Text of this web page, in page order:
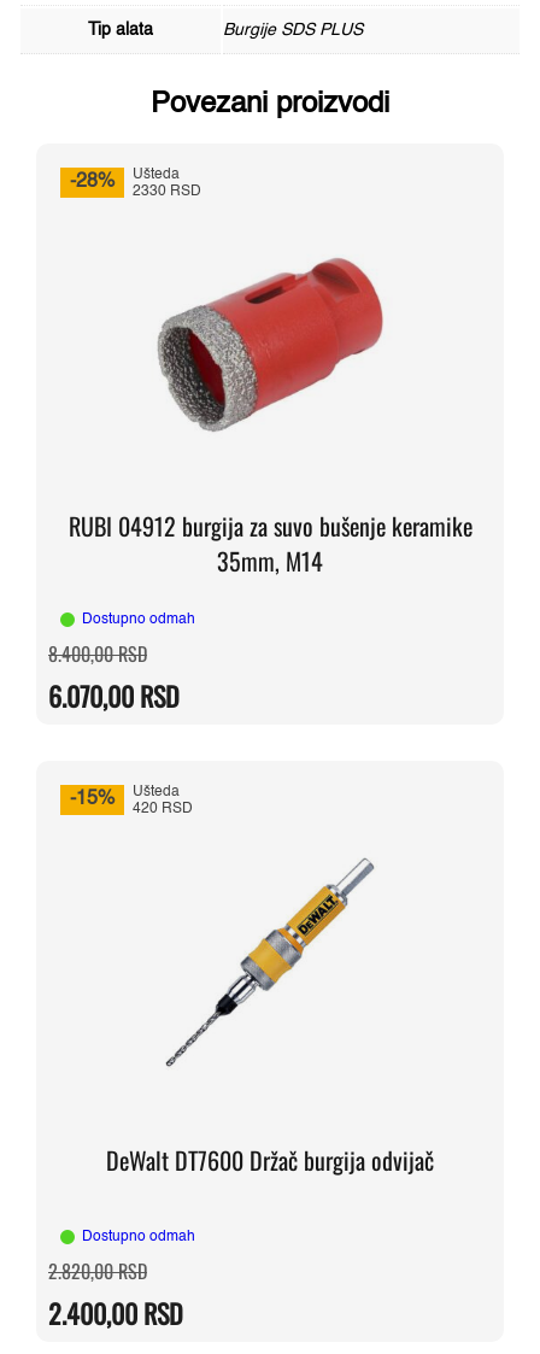
2608597124
količina
Tip alata Burgije SDS PLUS
Povezani proizvodi
-28%
Ušteda
2330 RSD
RUBI 04912 burgija za suvo bušenje keramike
35mm, M14
Dostupno odmah
8.400,00RSDOriginalna
cena
bila:
8.400,00 RSD.
6.070,00RSD
Trenutna
cena
6.070,00 RSD.
-15%
Ušteda
420 RSD
DeWalt DT7600 Držač burgija odvijač
Dostupno odmah
2.820,00RSDOriginalna
cena
bila:
2.820,00 RSD.
2.400,00RSD
Trenutna
cena
2.400,00 RSD.